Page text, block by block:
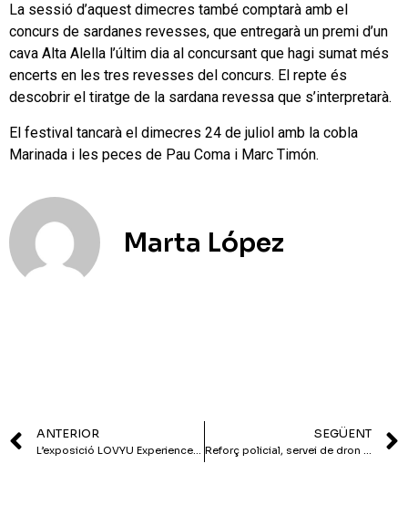
La sessió d’aquest dimecres també comptarà amb el
concurs de sardanes revesses, que entregarà un premi d’un
cava Alta Alella l’últim dia al concursant que hagi sumat més
encerts en les tres revesses del concurs. El repte és
descobrir el tiratge de la sardana revessa que s’interpretarà.
El festival tancarà el dimecres 24 de juliol amb la cobla
Marinada i les peces de Pau Coma i Marc Timón.
Marta López
ANTERIOR
L’exposició LOVYU Experience s’instal·la al Festival of Consciousness de Barcelona
SEGÜENT
Reforç policial, servei de dron i campanya de prevenció via WhatsApp per la campanya de seguretat de l’estiu